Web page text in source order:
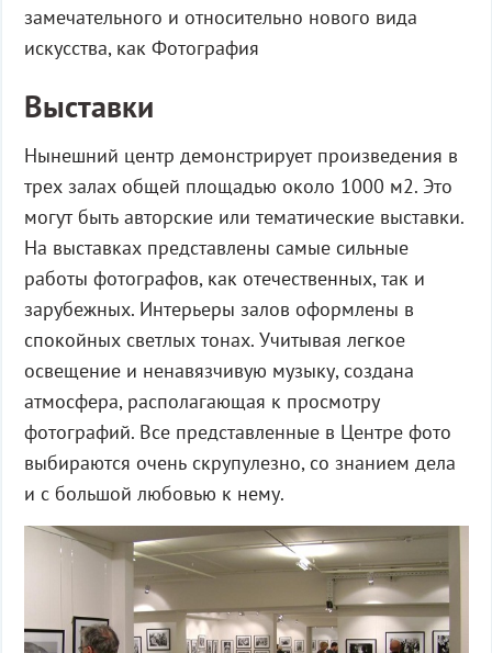
замечательного и относительно нового вида
искусства, как Фотография
Выставки
Нынешний центр демонстрирует произведения в
трех залах общей площадью около 1000 м2. Это
могут быть авторские или тематические выставки.
На выставках представлены самые сильные
работы фотографов, как отечественных, так и
зарубежных. Интерьеры залов оформлены в
спокойных светлых тонах. Учитывая легкое
освещение и ненавязчивую музыку, создана
атмосфера, располагающая к просмотру
фотографий. Все представленные в Центре фото
выбираются очень скрупулезно, со знанием дела
и с большой любовью к нему.